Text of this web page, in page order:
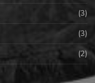
(3)
(3)
(2)